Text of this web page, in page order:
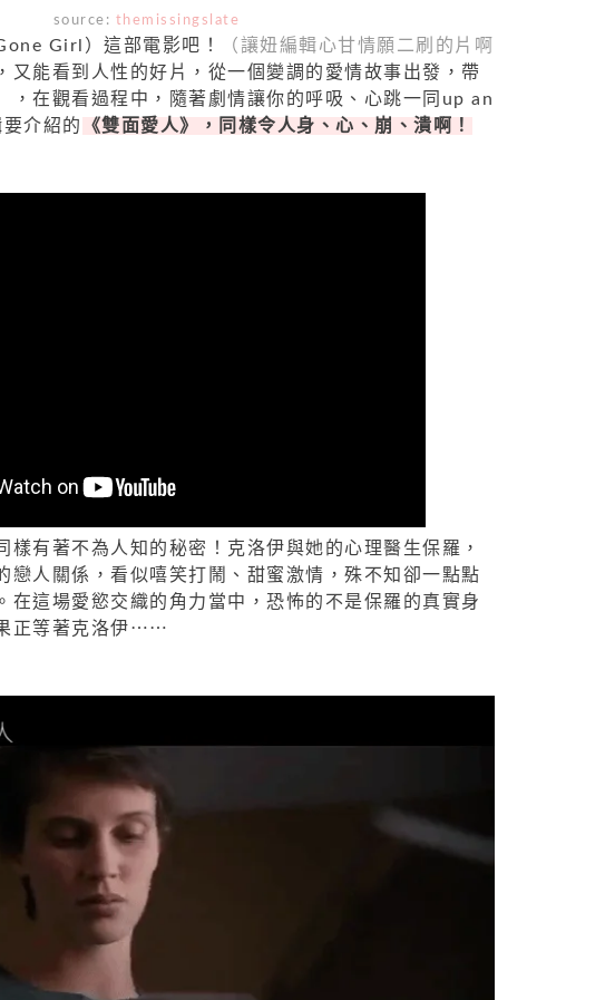
source: themissingslate
Girl）這部電影吧！
（讓妞編輯心甘情願二刷的片啊
又能看到人性的好片，從一個變調的愛情故事出發，帶
，在觀看過程中，隨著劇情讓你的呼吸、心跳一同up an
介紹的
《雙面愛人》，同樣令人身、心、崩、潰啊！
樣有著不為人知的秘密！克洛伊與她的心理醫生保羅，
戀人關係，看似嘻笑打鬧、甜蜜激情，殊不知卻一點點
在這場愛慾交織的角力當中，恐怖的不是保羅的真實身
正等著克洛伊⋯⋯